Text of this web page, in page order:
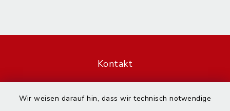
Wir weisen darauf hin, dass wir technisch notwendige
Kontakt